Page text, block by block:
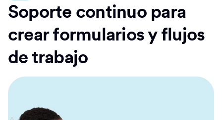
Soporte continuo para
crear formularios y flujos
de trabajo